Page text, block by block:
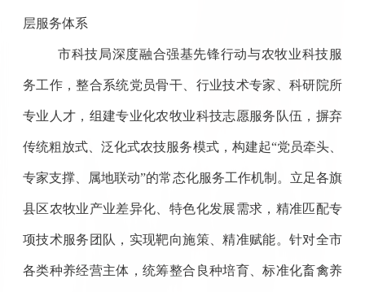
层服务体系
市科技局深度融合强基先锋行动与农牧业科技服
务工作，整合系统党员骨干、行业技术专家、科研院所
专业人才，组建专业化农牧业科技志愿服务队伍，摒弃
传统粗放式、泛化式农技服务模式，构建起“党员牵头、
专家支撑、属地联动”的常态化服务工作机制。立足各旗
县区农牧业产业差异化、特色化发展需求，精准匹配专
项技术服务团队，实现靶向施策、精准赋能。针对全市
各类种养经营主体，统筹整合良种培育、标准化畜禽养